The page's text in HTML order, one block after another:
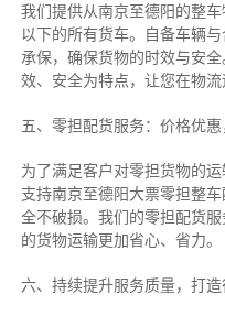
我们提供从南京至德阳的整
以下的所有货车。自备车辆
承保，确保货物的时效与安
效、安全为特点，让您在物流
五、零担配货服务：价格优
为了满足客户对零担货物的
支持南京至德阳大票零担整
全不破损。我们的零担配货
的货物运输更加省心、省力。
六、持续提升服务质量，打